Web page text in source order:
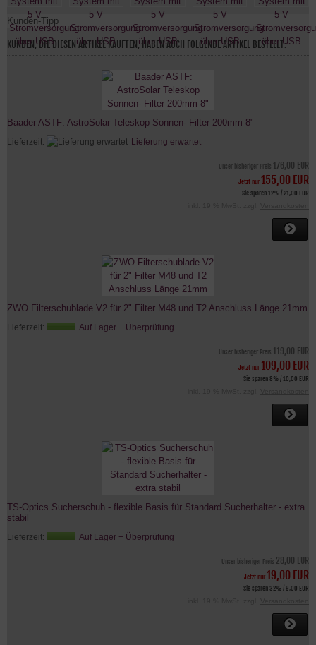
Kunden-Tipp
KUNDEN, DIE DIESEN ARTIKEL KAUFTEN, HABEN AUCH FOLGENDE ARTIKEL BESTELLT:
Baader ASTF: AstroSolar Teleskop Sonnen- Filter 200mm 8"
Lieferzeit: Lieferung erwartet
Unser bisheriger Preis 176,00 EUR
Jetzt nur155,00 EUR
Sie sparen 12% / 21,00 EUR
ZWO Filterschublade V2 für 2" Filter M48 und T2 Anschluss Länge 21mm
Lieferzeit: Auf Lager + Überprüfung
Unser bisheriger Preis 119,00 EUR
Jetzt nur109,00 EUR
Sie sparen 8% / 10,00 EUR
TS-Optics Sucherschuh - flexible Basis für Standard Sucherhalter - extra
stabil
Lieferzeit: Auf Lager + Überprüfung
Unser bisheriger Preis 28,00 EUR
Jetzt nur19,00 EUR
Sie sparen 32% / 9,00 EUR